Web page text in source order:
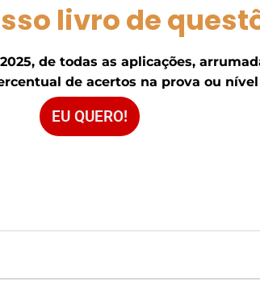
livro de
de todas as aplicações,
de acertos na prova ou
EU QUERO!